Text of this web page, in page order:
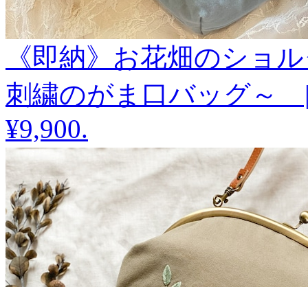
《即納》お花畑のショ
刺繍のがま口バッグ～ |
¥9,900.